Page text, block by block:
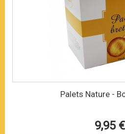
Palets Nature -
9,95 €